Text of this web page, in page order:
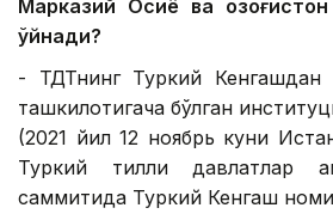
Марказий Осиё ва
ўйнади?
- ТДТнинг Туркий Кенгашдан
ташкилотигача бўлган
(2021 йил 12 ноябрь куни
Туркий тилли давлатлар
саммитида Туркий Кенгаш